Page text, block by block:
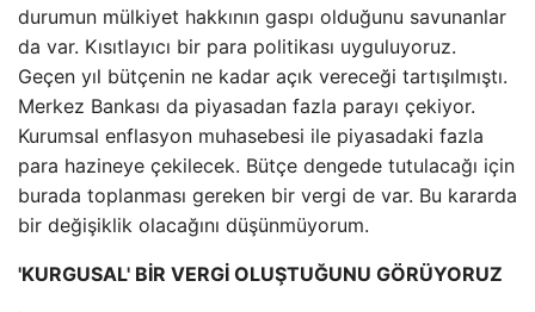
durumun mülkiyet hakkının gaspı olduğunu savunanlar
da var. Kısıtlayıcı bir para politikası uyguluyoruz.
Geçen yıl bütçenin ne kadar açık vereceği tartışılmıştı.
Merkez Bankası da piyasadan fazla parayı çekiyor.
Kurumsal enflasyon muhasebesi ile piyasadaki fazla
para hazineye çekilecek. Bütçe dengede tutulacağı için
burada toplanması gereken bir vergi de var. Bu kararda
bir değişiklik olacağını düşünmüyorum.
'KURGUSAL' BİR VERGİ OLUŞTUĞUNU GÖRÜYORUZ